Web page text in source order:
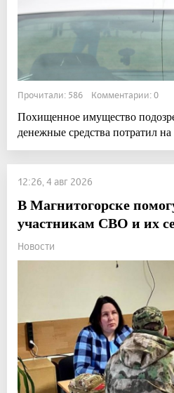
Прочитали: 586 Комментарии: 0
Похищенное имущество
денежные средства потратил
12:26, 4 авг 2026
В Магнитогорске
участникам СВО и их
Новости